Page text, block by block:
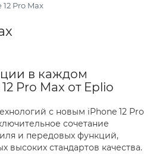
Pro Max
в каждом
Pro Max от Eplio
с новым iPhone 12 Pro
сочетание
и передовых функций,
высоких стандартов качества.